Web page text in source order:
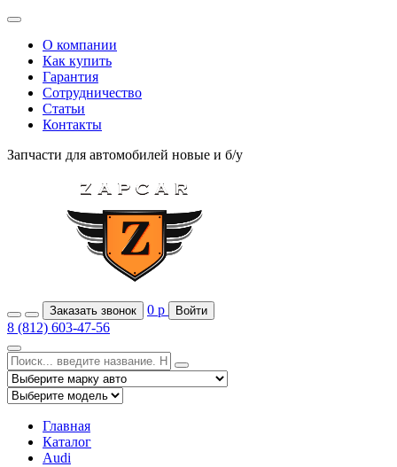
О компании
Как купить
Гарантия
Сотрудничество
Статьи
Контакты
Запчасти для автомобилей новые и б/у
Заказать звонок 0 р Войти
8 (812) 603-47-56
Главная
Каталог
Audi